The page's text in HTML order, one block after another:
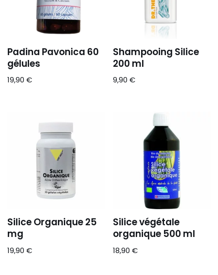
Padina Pavonica 60
gélules
19,90 €
Shampooing Silice
200 ml
9,90€
Silice Organique 25
mg
19,90 €
Silice végétale
organique 500 ml
18,90€